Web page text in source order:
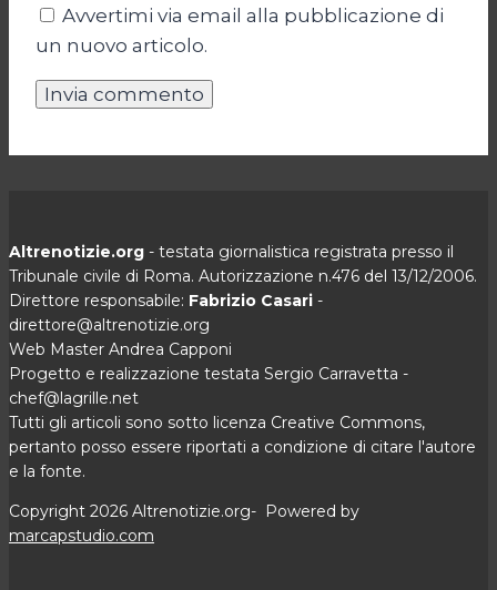
Avvertimi via email alla pubblicazione di
un nuovo articolo.
Altrenotizie.org - testata giornalistica registrata presso il
Tribunale civile di Roma. Autorizzazione n.476 del 13/12/2006.
Direttore responsabile: Fabrizio Casari -
direttore@altrenotizie.org
Web Master Andrea Capponi
Progetto e realizzazione testata Sergio Carravetta -
chef@lagrille.net
Tutti gli articoli sono sotto licenza Creative Commons,
pertanto posso essere riportati a condizione di citare l'autore
e la fonte.
Copyright 2026 Altrenotizie.org- Powered by
marcapstudio.com